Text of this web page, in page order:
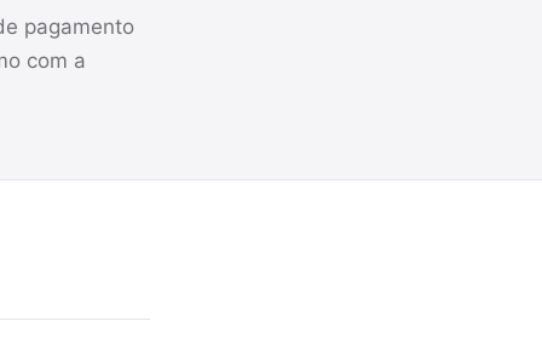
pagamento
com a